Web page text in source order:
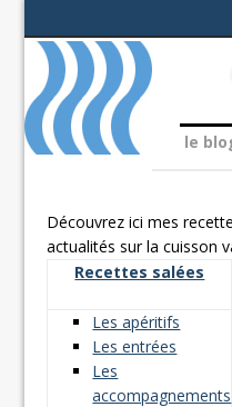
le
Découvrez ici mes
actualités sur la cuisson
Recettes salées
Les apéritifs
Les entrées
Les
accompagnements